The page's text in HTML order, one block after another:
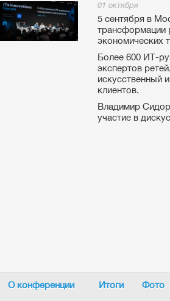
01 октября
5 сентября в
трансформации
экономических
Более 600 ИТ-
экспертов
искусственный
клиентов.
Владимир
участие в
О конференции Итоги Фото